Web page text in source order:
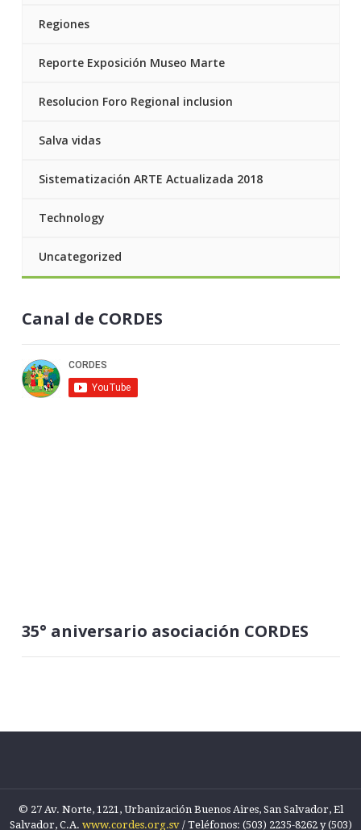
Regiones
Reporte Exposición Museo Marte
Resolucion Foro Regional inclusion
Salva vidas
Sistematización ARTE Actualizada 2018
Technology
Uncategorized
Canal de CORDES
35° aniversario asociación CORDES
© 27 Av. Norte, 1221, Urbanización Buenos Aires, San Salvador, El
Salvador, C.A. www.cordes.org.sv / Teléfonos: (503) 2235-8262 y (503)